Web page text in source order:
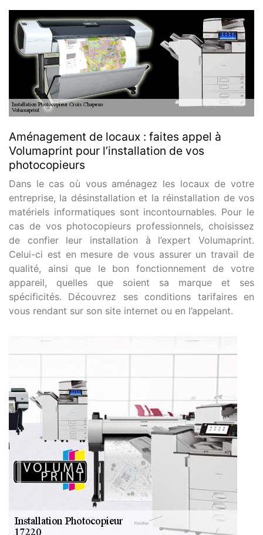
Aménagement de locaux : faites appel à
Volumaprint pour l’installation de vos
photocopieurs
Dans le cas où vous aménagez les locaux de votre
entreprise, la désinstallation et la réinstallation de vos
matériels informatiques sont incontournables. Pour le
cas de vos photocopieurs professionnels, choisissez
de confier leur installation à l’expert Volumaprint.
Celui-ci est en mesure de vous assurer un travail de
qualité, ainsi que le bon fonctionnement de votre
appareil, quelles que soient sa marque et ses
spécificités. Découvrez ses conditions tarifaires en
vous rendant sur son site internet ou en l’appelant.